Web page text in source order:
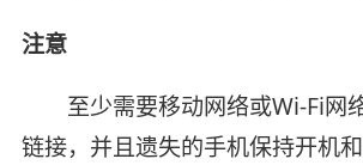
注意
至少需要移动网络或Wi-Fi网
链接，并且遗失的手机保持开机